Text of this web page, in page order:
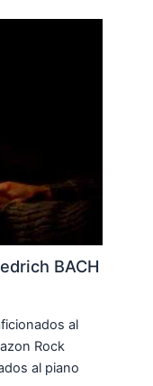
BACH
al
Rock
al piano